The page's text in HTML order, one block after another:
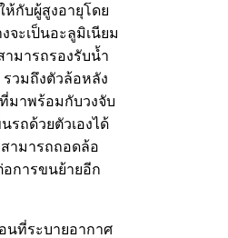
ห้กับผู้สูงอายุโดย
จะเป็นอะลูมิเนียม
มารถรองรับน้ำ
วมถึงตัวล้อหลัง
มาพร้อมกับวงจับ
ถด้วยตัวเองได้
ามารถถอดล้อ
อการขนย้ายอีก
นที่ระบายอากาศ